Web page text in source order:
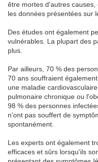
être mortes d'autres
les données présentées sur
Des études ont également
vulnérables. La plupart des
plus.
Par ailleurs, 70 % des
70 ans souffraient
une maladie
pulmonaire chronique ou
98 % des personnes
n'ont pas souffert de
spontanément.
Les experts ont également
efficaces et sûrs lorsqu'ils